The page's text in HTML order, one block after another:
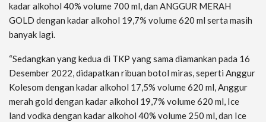
kadar alkohol 40% volume 700 ml, dan ANGGUR MERAH
GOLD dengan kadar alkohol 19,7% volume 620 ml serta masih
banyak lagi.
“Sedangkan yang kedua di TKP yang sama diamankan pada 16
Desember 2022, didapatkan ribuan botol miras, seperti Anggur
Kolesom dengan kadar alkohol 17,5% volume 620 ml, Anggur
merah gold dengan kadar alkohol 19,7% volume 620 ml, Ice
land vodka dengan kadar alkohol 40% volume 250 ml, dan Ice